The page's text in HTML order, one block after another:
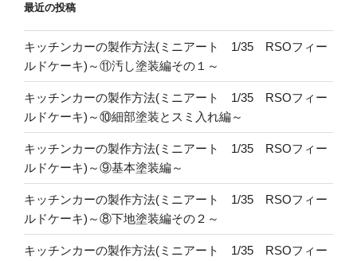
最近の投稿
キッチンカーの製作方法(ミニアート 1/35 RSOフィー
ルドケーキ)～⑪汚し塗装編その１～
キッチンカーの製作方法(ミニアート 1/35 RSOフィー
ルドケーキ)～⑩細部塗装とスミ入れ編～
キッチンカーの製作方法(ミニアート 1/35 RSOフィー
ルドケーキ)～⑨基本塗装編～
キッチンカーの製作方法(ミニアート 1/35 RSOフィー
ルドケーキ)～⑧下地塗装編その２～
キッチンカーの製作方法(ミニアート 1/35 RSOフィー